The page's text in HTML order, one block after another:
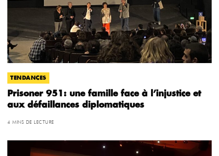
TENDANCES
Prisoner 951: une famille face à l’injustice et
aux défaillances diplomatiques
4 MINS DE LECTURE